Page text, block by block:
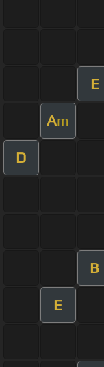
E
Am
D
B
E